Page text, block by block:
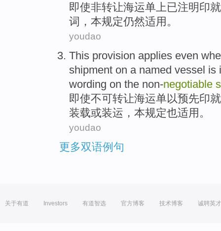
即使非转让海运单上已注明印就
词， 本规定仍然适用 。
youdao
This provision applies even
shipment on a named vessel is
wording on the non-negotiable
即使不可转让海运单以预先印就
装载或装运 ， 本规定也适用 。
youdao
更多双语例句
关于有道 Investors 有道智选 官方博客 技术博客 诚聘英才